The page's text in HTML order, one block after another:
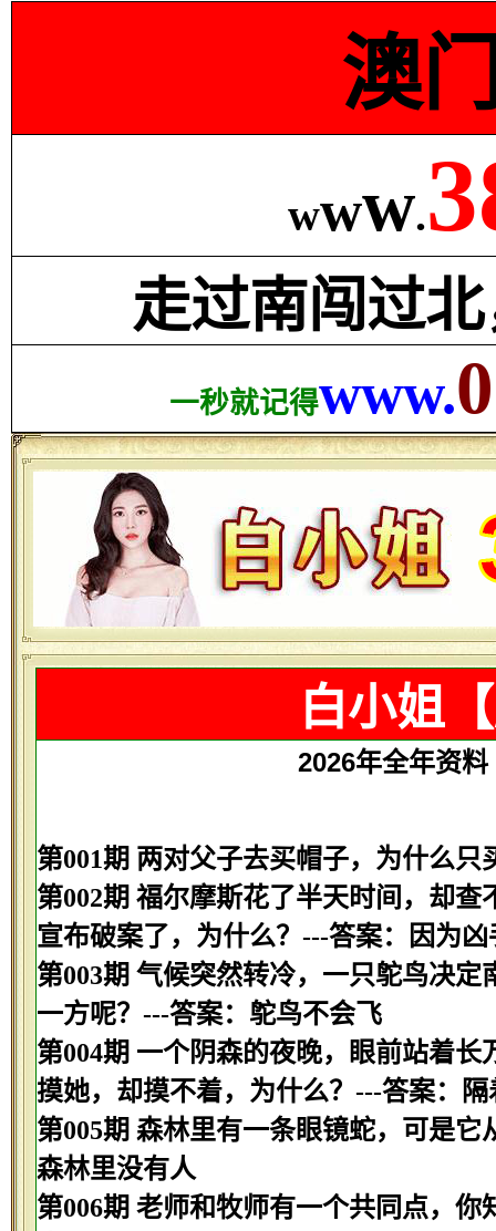
澳
www.
走过南闯过
一秒就记得www.
白小姐
2026年全年资
第001期 两对父子去买帽子，为什么
第002期 福尔摩斯花了半天时间，却
宣布破案了，为什么？---答案：因为凶
第003期 气候突然转冷，一只鸵鸟决
一方呢？---答案：鸵鸟不会飞
第004期 一个阴森的夜晚，眼前站着
摸她，却摸不着，为什么？---答案：隔
第005期 森林里有一条眼镜蛇，可是
森林里没有人
第006期 老师和牧师有一个共同点，